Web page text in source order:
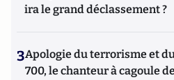
ira le grand déclassement ?
3Apologie du terrorisme et
700, le chanteur à cagoule